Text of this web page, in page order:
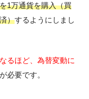
1万通貨を購入（買
）するようにしまし
るほど、為替変動に
必要です。